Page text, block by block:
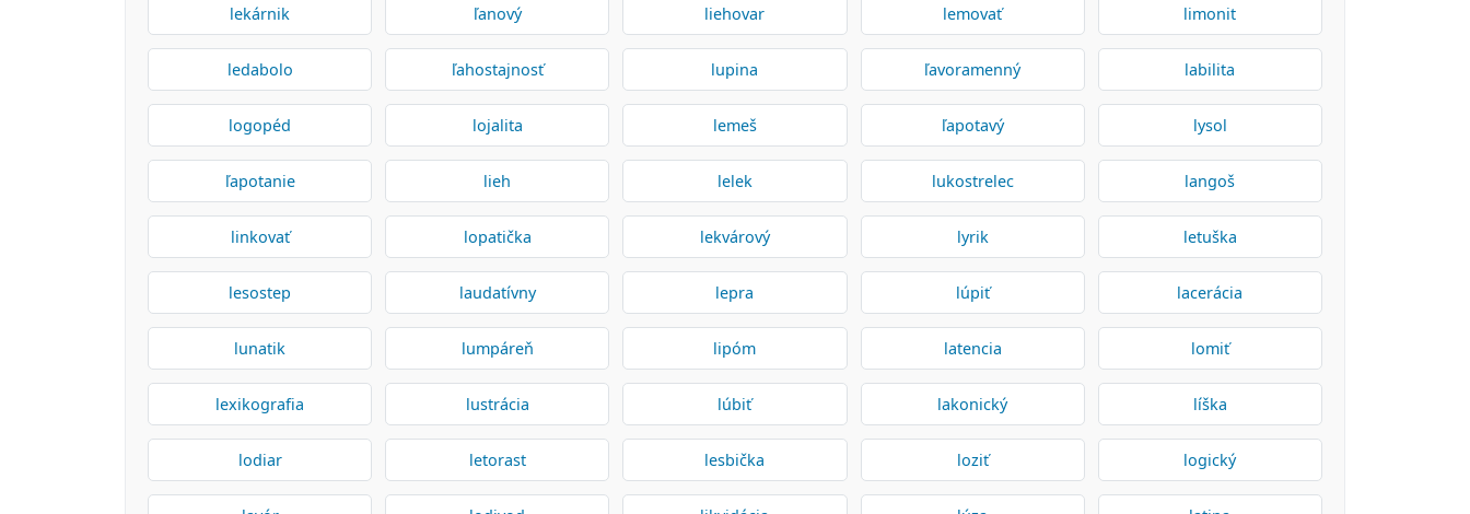
lekárnik ľanový liehovar lemovať limonit
ledabolo ľahostajnosť lupina ľavoramenný labilita
logopéd lojalita lemeš ľapotavý lysol
ľapotanie lieh lelek lukostrelec langoš
linkovať lopatička lekvárový lyrik letuška
lesostep laudatívny lepra lúpiť lacerácia
lunatik lumpáreň lipóm latencia lomiť
lexikografia lustrácia lúbiť lakonický líška
lodiar letorast lesbička loziť logický